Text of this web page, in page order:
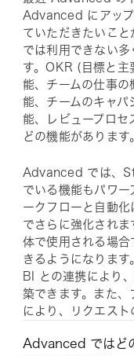
Advanced にアップ
ていただきたいこ
では利用できない
す。OKR (目標と主
能、チームの仕事
能、チームのキャ
能、レビュープロセ
どの機能があります
Advanced では、
でいる機能もパワー
ークフローと自動
でさらに強化され
体で使用される場合
きるようになりま
BI との連携により
築できます。また
により、リクエスト
Advanced ではど